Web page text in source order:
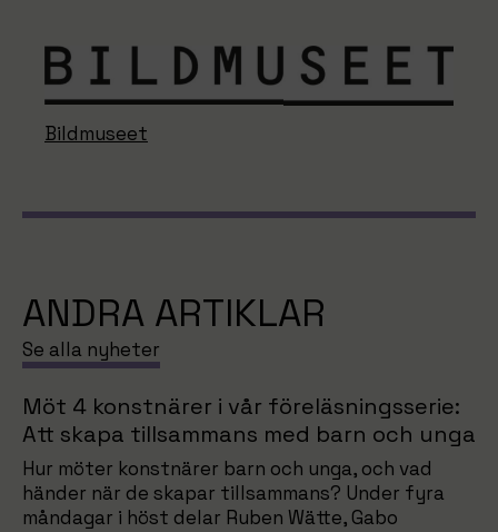
Bildmuseet
ANDRA ARTIKLAR
Se alla nyheter
Möt 4 konstnärer i vår föreläsningsserie:
Att skapa tillsammans med barn och unga
Hur möter konstnärer barn och unga, och vad
händer när de skapar tillsammans? Under fyra
måndagar i höst delar Ruben Wätte, Gabo